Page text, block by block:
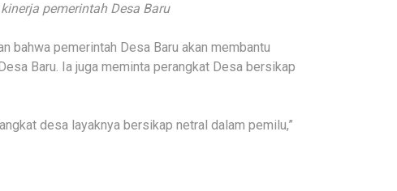
pemerintah Desa Baru
bahwa pemerintah Desa Baru akan membantu
Baru. Ia juga meminta perangkat Desa bersikap
desa layaknya bersikap netral dalam pemilu,”